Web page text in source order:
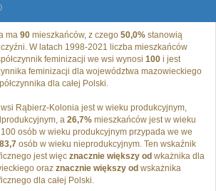
ma 90 mieszkańców, z czego 50,0% stanowią
W latach 1998-2021 liczba mieszkańców
feminizacji we wsi wynosi 100 i jest
feminizacji dla województwa mazowieckiego
dla całej Polski.
Rąbierz-Kolonia jest w wieku produkcyjnym,
a 26,7% mieszkańców jest w wieku
osób w wieku produkcyjnym przypada we we
83,7 osób w wieku nieprodukcyjnym. Ten wskaźnik
jest więc znacznie większy od wkażnika dla
oraz znacznie większy od wskażnika
dla całej Polski.